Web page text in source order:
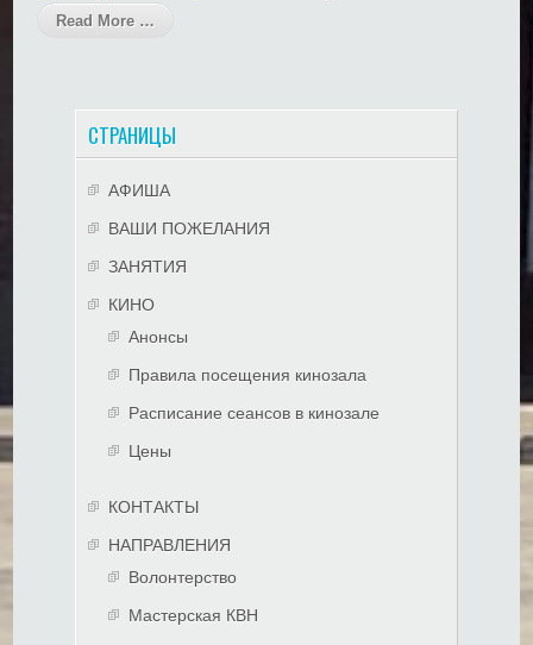
Read More …
СТРАНИЦЫ
АФИША
ВАШИ ПОЖЕЛАНИЯ
ЗАНЯТИЯ
КИНО
Анонсы
Правила посещения кинозала
Расписание сеансов в кинозале
Цены
КОНТАКТЫ
НАПРАВЛЕНИЯ
Волонтерство
Мастерская КВН